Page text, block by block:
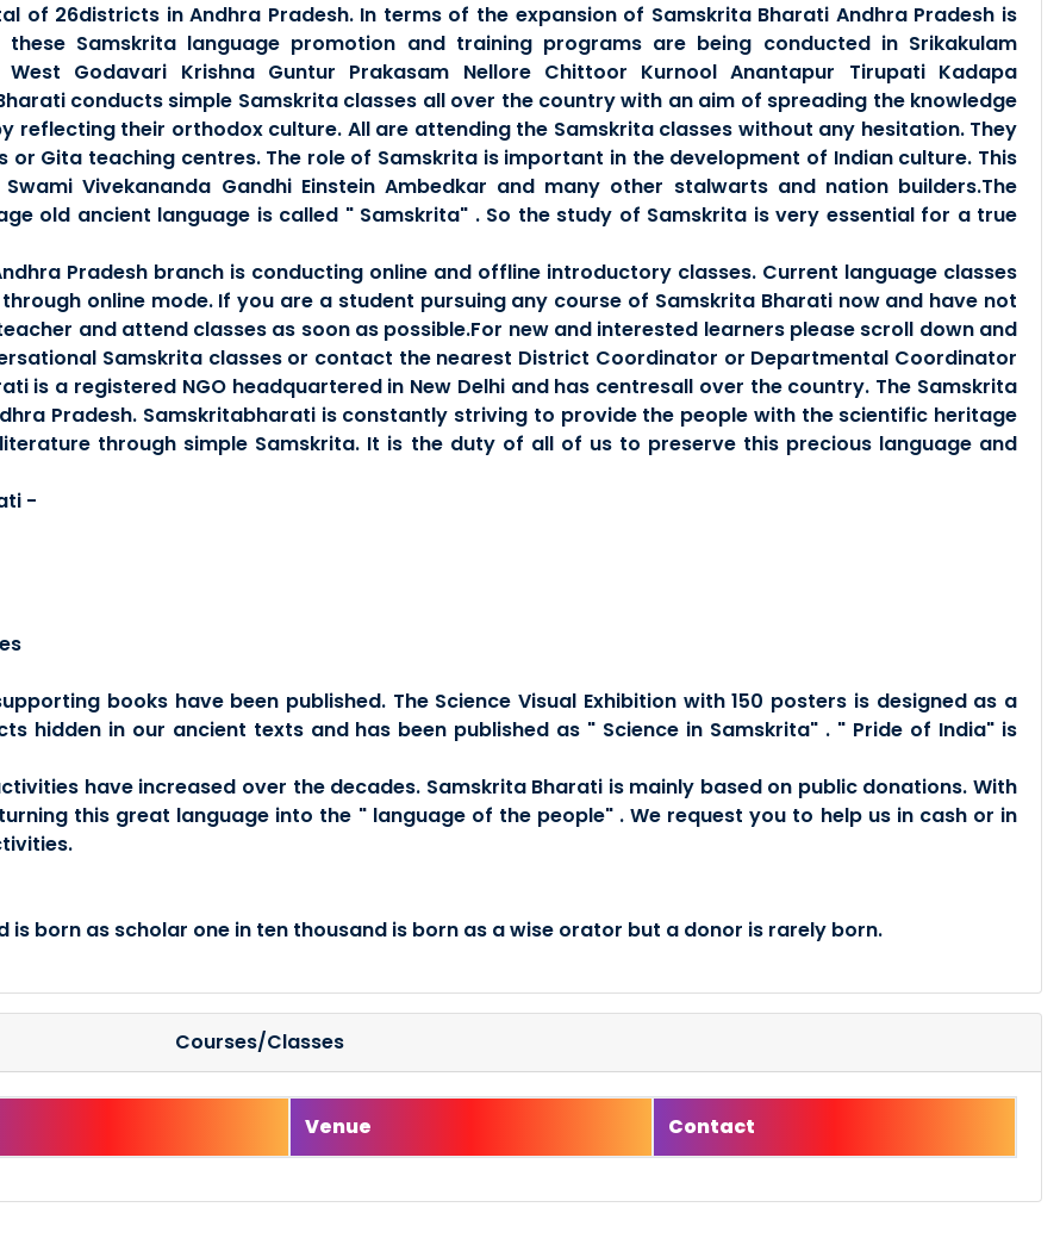
26districts in Andhra Pradesh. In terms of the expansion of Samskrita Bharati Andhra Pradesh is
Samskrita language promotion and training programs are being conducted in Srikakulam
Godavari Krishna Guntur Prakasam Nellore Chittoor Kurnool Anantapur Tirupati Kadapa
conducts simple Samskrita classes all over the country with an aim of spreading the knowledge
reflecting their orthodox culture. All are attending the Samskrita classes without any hesitation. They
Gita teaching centres. The role of Samskrita is important in the development of Indian culture. This
Vivekananda Gandhi Einstein Ambedkar and many other stalwarts and nation builders.The
old ancient language is called " Samskrita" . So the study of Samskrita is very essential for a true
Pradesh branch is conducting online and offline introductory classes. Current language classes
online mode. If you are a student pursuing any course of Samskrita Bharati now and have not
and attend classes as soon as possible.For new and interested learners please scroll down and
Samskrita classes or contact the nearest District Coordinator or Departmental Coordinator
is a registered NGO headquartered in New Delhi and has centresall over the country. The Samskrita
Pradesh. Samskritabharati is constantly striving to provide the people with the scientific heritage
through simple Samskrita. It is the duty of all of us to preserve this precious language and
-
books have been published. The Science Visual Exhibition with 150 posters is designed as a
hidden in our ancient texts and has been published as " Science in Samskrita" . " Pride of India" is
have increased over the decades. Samskrita Bharati is mainly based on public donations. With
this great language into the " language of the people" . We request you to help us in cash or in
is born as scholar one in ten thousand is born as a wise orator but a donor is rarely born.
Courses/Classes
Venue Contact